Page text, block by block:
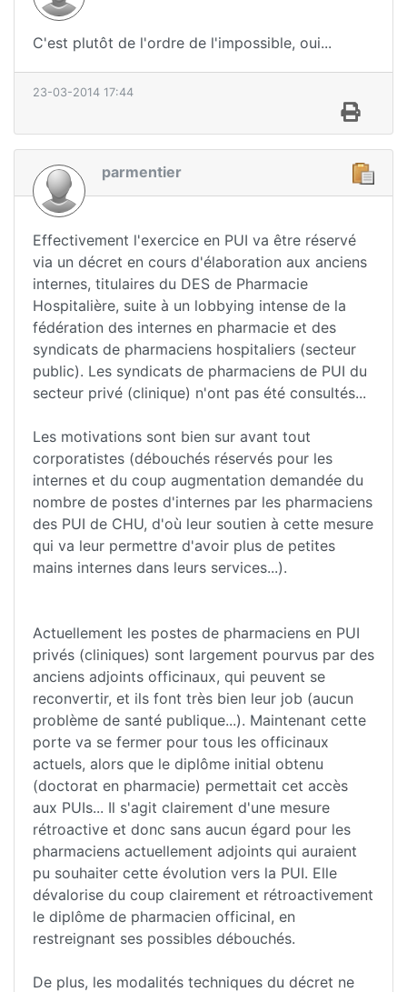
C'est plutôt de l'ordre de l'impossible, oui...
23-03-2014 17:44
parmentier
Effectivement l'exercice en PUI va être réservé
via un décret en cours d'élaboration aux anciens
internes, titulaires du DES de Pharmacie
Hospitalière, suite à un lobbying intense de la
fédération des internes en pharmacie et des
syndicats de pharmaciens hospitaliers (secteur
public). Les syndicats de pharmaciens de PUI du
secteur privé (clinique) n'ont pas été consultés...
Les motivations sont bien sur avant tout
corporatistes (débouchés réservés pour les
internes et du coup augmentation demandée du
nombre de postes d'internes par les pharmaciens
des PUI de CHU, d'où leur soutien à cette mesure
qui va leur permettre d'avoir plus de petites
mains internes dans leurs services...).
Actuellement les postes de pharmaciens en PUI
privés (cliniques) sont largement pourvus par des
anciens adjoints officinaux, qui peuvent se
reconvertir, et ils font très bien leur job (aucun
problème de santé publique...). Maintenant cette
porte va se fermer pour tous les officinaux
actuels, alors que le diplôme initial obtenu
(doctorat en pharmacie) permettait cet accès
aux PUIs... Il s'agit clairement d'une mesure
rétroactive et donc sans aucun égard pour les
pharmaciens actuellement adjoints qui auraient
pu souhaiter cette évolution vers la PUI. Elle
dévalorise du coup clairement et rétroactivement
le diplôme de pharmacien officinal, en
restreignant ses possibles débouchés.
De plus, les modalités techniques du décret ne